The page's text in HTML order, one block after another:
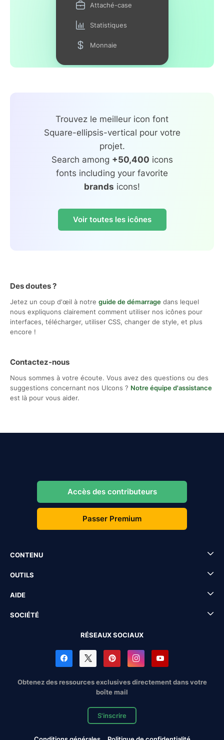
Attaché-case
Statistiques
Monnaie
Trouvez le meilleur icon font
Square-ellipsis-vertical pour votre
projet.
Search among +50,400 icons
fonts including your favorite
brands icons!
Voir toutes les icônes
Des doutes ?
Jetez un coup d'œil à notre guide de démarrage dans lequel
nous expliquons clairement comment utiliser nos icônes pour
interfaces, télécharger, utiliser CSS, changer de style, et plus
encore !
Contactez-nous
Nous sommes à votre écoute. Vous avez des questions ou des
suggestions concernant nos UIcons ? Notre équipe d'assistance
est là pour vous aider.
Accès des contributeurs
Passer Premium
CONTENU
OUTILS
AIDE
SOCIÉTÉ
RÉSEAUX SOCIAUX
Obtenez des ressources exclusives directement dans votre
boîte mail
S'inscrire